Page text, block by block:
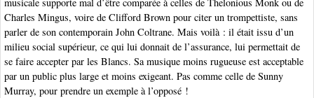
Charles Mingus, voire de Clifford Brown pour citer un trompettiste, sans
parler de son contemporain John Coltrane. Mais voilà : il était issu d’un
milieu social supérieur, ce qui lui donnait de l’assurance, lui permettait de
se faire accepter par les Blancs. Sa musique moins rugueuse est acceptable
par un public plus large et moins exigeant. Pas comme celle de Sunny
Murray, pour prendre un exemple à l’opposé !